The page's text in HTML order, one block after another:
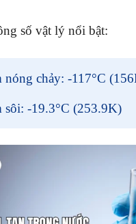
số vật lý nổi bật:
nóng chảy: -117°C
sôi: -19.3°C (253.9K)